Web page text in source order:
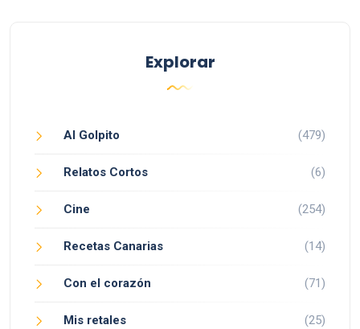
Explorar
Al Golpito (479)
Relatos Cortos (6)
Cine (254)
Recetas Canarias (14)
Con el corazón (71)
Mis retales (25)